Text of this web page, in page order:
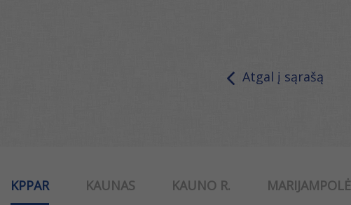
Atgal į sąrašą
KPPAR KAUNAS KAUNO R. MARIJAMPOLĖ